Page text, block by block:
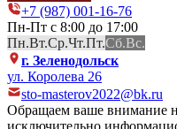
+7 (987) 001-16-76
Пн-Пт с 8:00 до 17:00
Пн.Вт.Ср.Чт.Пт.Сб.Вс.
г. Зеленодольск
ул. Королева 26
sto-masterov2022@bk.ru
Обращаем ваше внимание
исключительно